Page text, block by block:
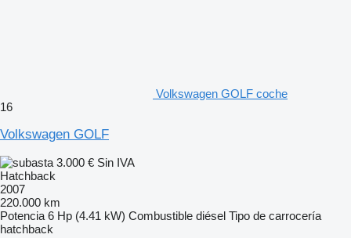
Volkswagen GOLF coche
16
Volkswagen GOLF
3.000 € Sin IVA
Hatchback
2007
220.000 km
Potencia 6 Hp (4.41 kW) Combustible diésel Tipo de carrocería
hatchback